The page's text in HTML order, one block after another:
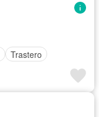
Trastero